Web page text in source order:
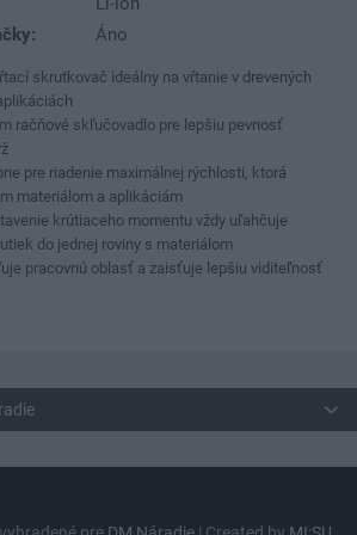
Áno
skrutkovač ideálny na vŕtanie v drevených
račňové skľučovadlo pre lepšiu pevnosť
pre riadenie maximálnej rýchlosti, ktorá
materiálom a aplikáciám
krútiaceho momentu vždy uľahčuje
do jednej roviny s materiálom
pracovnú oblasť a zaisťuje lepšiu viditeľnosť